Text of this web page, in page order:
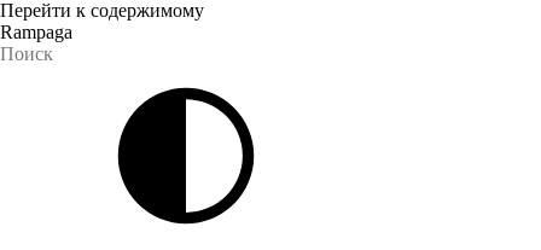
Перейти к содержимому
Rampaga